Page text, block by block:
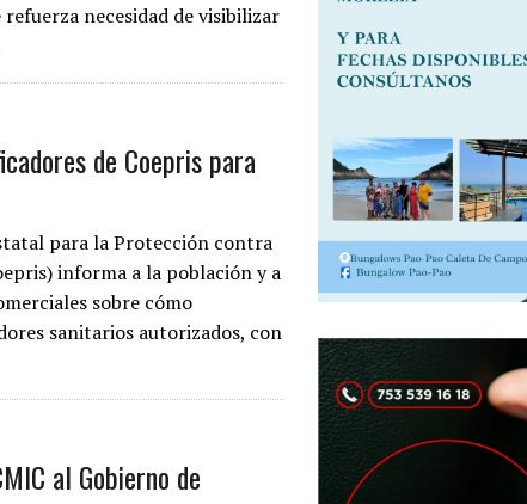
necesidad de visibilizar
de Coepris para
para la Protección contra
informa a la población y a
sobre cómo
sanitarios autorizados, con
al Gobierno de